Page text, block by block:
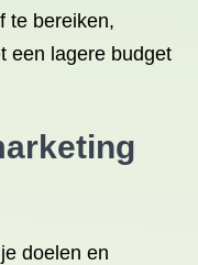
te bereiken,
een lagere budget
doelen en